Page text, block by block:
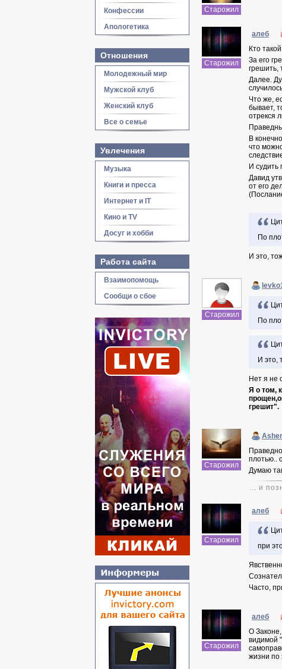
Конфессии
Апологетика
Отношения
Молодежный мир
Мужской клуб
Женский клуб
Все о семье
Увлечения
Музыка
Книги и пресса
Интернет и IT
Кино и TV
Досуг и хобби
Работа сайта
Взаимопомощь
Сообщи о сбое
Старожил
Старожил
алеб
Кто
За его
грешить,
Далее.
Что же,
бывает,
отрекся
В
что
И судить
Давид
от его
По
И это,
Старожил
По
И это,
Нет я не
Я о том,
грешит".
Старожил
Asher
плотью..
Думаю
... и
Старожил
алеб
при
Часто,
Старожил
алеб
О
видимой
жизни по